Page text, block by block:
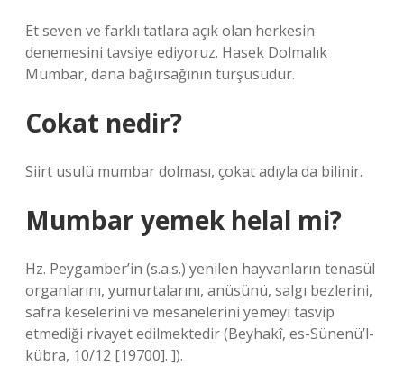
Et seven ve farklı tatlara açık olan herkesin
denemesini tavsiye ediyoruz. Hasek Dolmalık
Mumbar, dana bağırsağının turşusudur.
Cokat nedir?
Siirt usulü mumbar dolması, çokat adıyla da bilinir.
Mumbar yemek helal mi?
Hz. Peygamber’in (s.a.s.) yenilen hayvanların tenasül
organlarını, yumurtalarını, anüsünü, salgı bezlerini,
safra keselerini ve mesanelerini yemeyi tasvip
etmediği rivayet edilmektedir (Beyhakî, es-Sünenü’l-
kübra, 10/12 [19700]. ]).